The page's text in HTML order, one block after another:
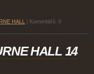
HALL Komentářů: 0
HALL 14